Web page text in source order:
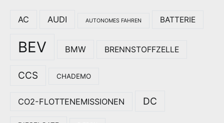
AC AUDI AUTONOMES FAHREN BATTERIE
BEV BMW BRENNSTOFFZELLE
CCS CHADEMO
CO2-FLOTTENEMISSIONEN DC